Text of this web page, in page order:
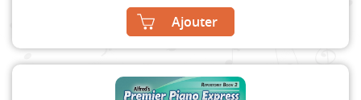
Ajouter